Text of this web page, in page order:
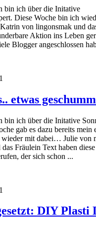
bin ich über die Initative
Diese Woche bin ich
von lingonsmak und
Aktion ins Leben
Blogger angeschlossen
etwas
bin ich über die Initative
gab es dazu bereits mein
wieder mit dabei… Julie von
Fräulein Text haben
der sich schon ...
DIY Plasti